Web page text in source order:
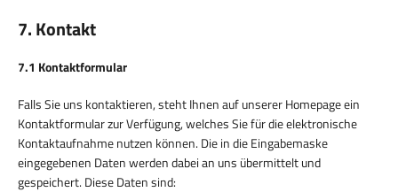
7. Kontakt
7.1 Kontaktformular
Falls Sie uns kontaktieren, steht Ihnen auf unserer Homepage ein
Kontaktformular zur Verfügung, welches Sie für die elektronische
Kontaktaufnahme nutzen können. Die in die Eingabemaske
eingegebenen Daten werden dabei an uns übermittelt und
gespeichert. Diese Daten sind: